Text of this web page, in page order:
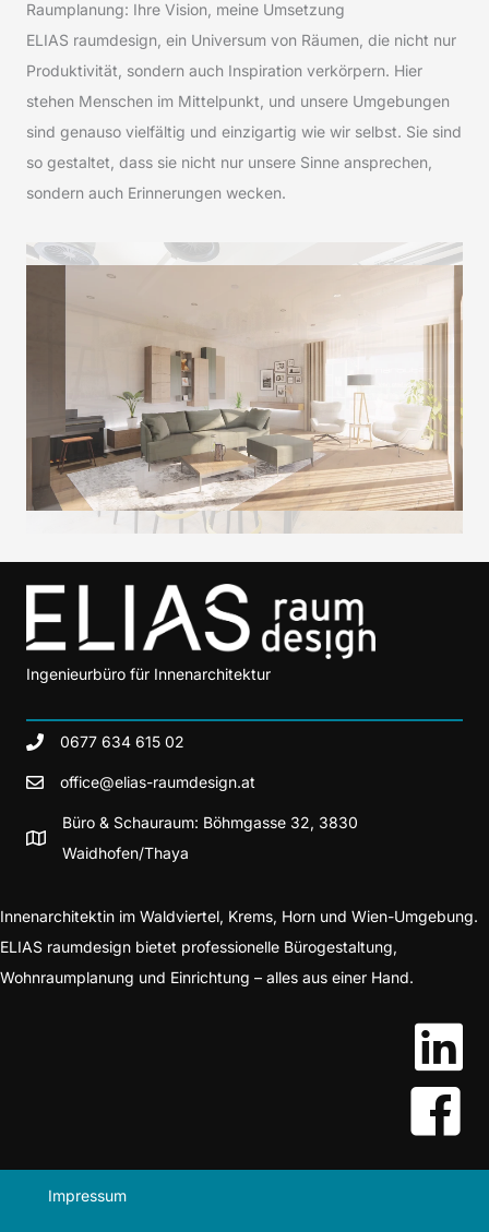
Raumplanung: Ihre Vision, meine Umsetzung
ELIAS raumdesign, ein Universum von Räumen, die nicht nur
Produktivität, sondern auch Inspiration verkörpern. Hier
stehen Menschen im Mittelpunkt, und unsere Umgebungen
sind genauso vielfältig und einzigartig wie wir selbst. Sie sind
so gestaltet, dass sie nicht nur unsere Sinne ansprechen,
sondern auch Erinnerungen wecken.
Ingenieurbüro für Innenarchitektur
0677 634 615 02
office@elias-raumdesign.at
Büro & Schauraum: Böhmgasse 32, 3830
Waidhofen/Thaya
Innenarchitektin im Waldviertel, Krems, Horn und Wien-Umgebung.
ELIAS raumdesign bietet professionelle Bürogestaltung,
Wohnraumplanung und Einrichtung – alles aus einer Hand.
Impressum